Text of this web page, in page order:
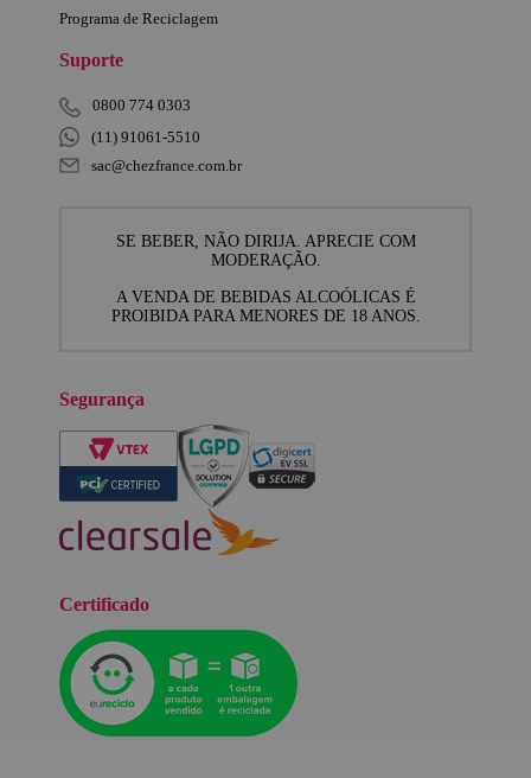
Programa de Reciclagem
Suporte
0800 774 0303
(11) 91061-5510
sac@chezfrance.com.br
SE BEBER, NÃO DIRIJA. APRECIE COM
MODERAÇÃO.
A VENDA DE BEBIDAS ALCOÓLICAS É
PROIBIDA PARA MENORES DE 18 ANOS.
Segurança
Certificado